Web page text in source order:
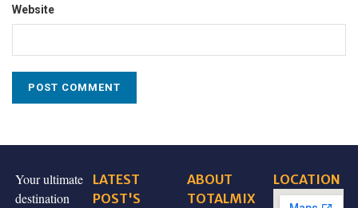
Website
Your ultimate
destination
LATEST
POST'S
ABOUT
TOTALMIX
LOCATION